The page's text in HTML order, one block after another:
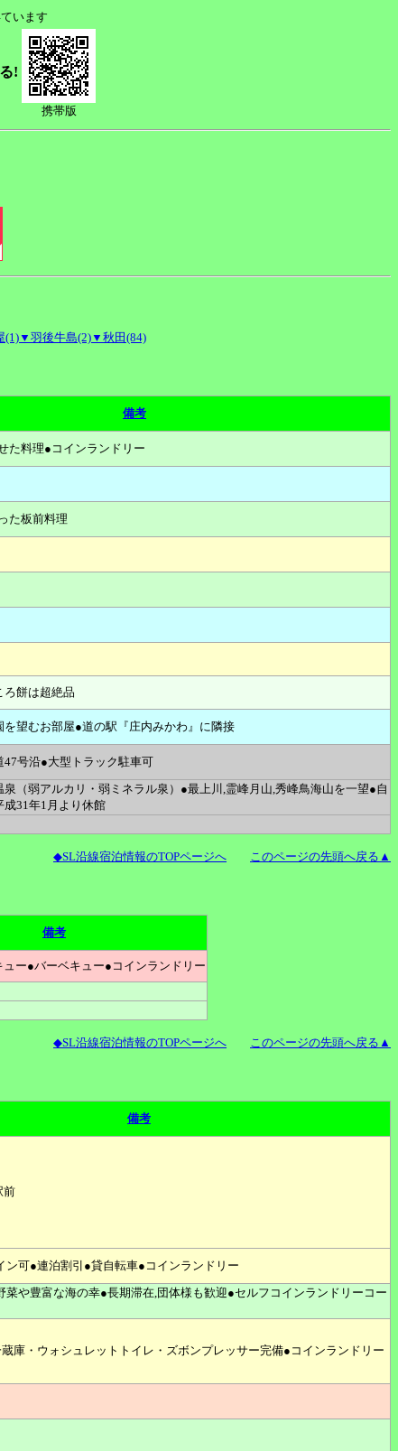
います
!
携帯版
(1)▼羽後牛島(2)▼秋田(84)
備考
た料理●コインランドリー
た板前料理
ろ餅は超絶品
望むお部屋●道の駅『庄内みかわ』に隣接
47号沿●大型トラック駐車可
（弱アルカリ・弱ミネラル泉）●最上川,霊峰月山,秀峰鳥海山を一望●自
31年1月より休館
◆SL沿線宿泊情報のTOPページへ このページの先頭へ戻る▲
備考
ー●バーベキュー●コインランドリー
◆SL沿線宿泊情報のTOPページへ このページの先頭へ戻る▲
備考
前
ン可●連泊割引●貸自転車●コインランドリー
菜や豊富な海の幸●長期滞在,団体様も歓迎●セルフコインランドリーコー
庫・ウォシュレットトイレ・ズボンプレッサー完備●コインランドリー